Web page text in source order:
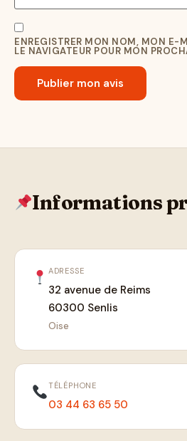
ENREGISTRER MON NOM, MON E-
LE NAVIGATEUR POUR MON
Informations
ADRESSE
32 avenue de Reims
60300 Senlis
Oise
TÉLÉPHONE
03 44 63 65 50